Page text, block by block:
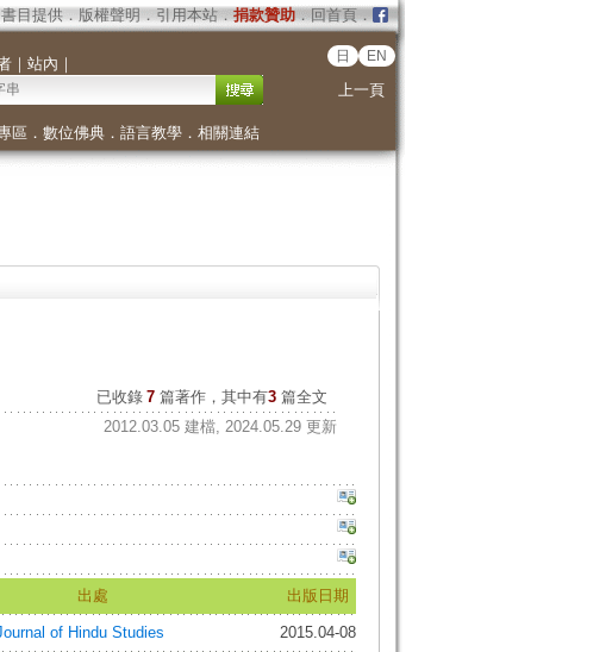
書目提供． 版權聲明 ． 引用本站． 捐款贊助．回首頁．
｜ 站內 ｜ 日 EN
上一頁
區 ． 數位佛典． 語言教學． 相關連結
已收錄 7 篇著作，其中有3篇全文
2012.03.05 建檔, 2024.05.29 更新
出處
出版日期
of Hindu Studies 2015.04-08